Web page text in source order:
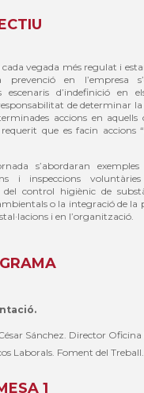
vegada més regulat i
en l’empresa
escenaris d’indefinició en
de determinar
accions en aquells
que es facin accions
s’abordaran
i inspeccions
del control higiènic de
o la integració de la
i en l’organització.
Sánchez. Director
Laborals. Foment del Treball.
1